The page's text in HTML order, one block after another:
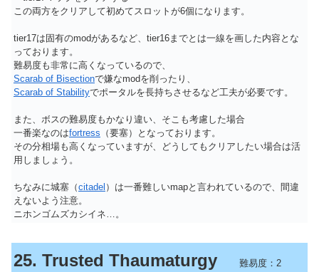
この両方をクリアして初めてスロットが6個になります。
tier17は固有のmodがあるなど、tier16までとは一線を画した内容とな
っております。
難易度も非常に高くなっているので、
Scarab of Bisectionで嫌なmodを削ったり、
Scarab of Stabilityでポータルを長持ちさせるなど工夫が必要です。
また、ボスの難易度もかなり違い、そこも考慮した場合
一番楽なのはfortress （要塞）となっております。
その分相場も高くなっていますが、どうしてもクリアしたい場合は活
用しましょう。
ちなみに城塞（citadel ）は一番難しいmapと言われているので、間違
えないよう注意。
ニホンゴムズカシイネ…。
25. Trusted Thaumaturgy 難易度：2